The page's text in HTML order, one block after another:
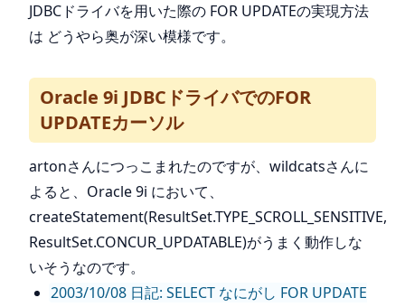
JDBCドライバを用いた際の FOR UPDATEの実現方法
は どうやら奥が深い模様です。
Oracle 9i JDBCドライバでのFOR
UPDATEカーソル
artonさんにつっこまれたのですが、wildcatsさんに
よると、Oracle 9i において、
createStatement(ResultSet.TYPE_SCROLL_SENSITIVE,
ResultSet.CONCUR_UPDATABLE)がうまく動作しな
いそうなのです。
2003/10/08 日記: SELECT なにがし FOR UPDATE